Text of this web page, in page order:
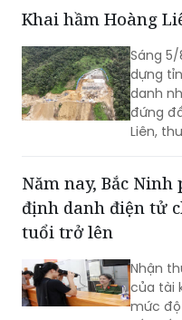
Đảng,
vững
kết;
hóa
Lạng
trưởng
Bắc
thực
tầm
trị của
phát
Khai hầm Hoàng
Sáng 5/
dựng
đứng
Liên,
đèo
Năm nay, Bắc Ninh
định danh điện tử
tuổi trở lên